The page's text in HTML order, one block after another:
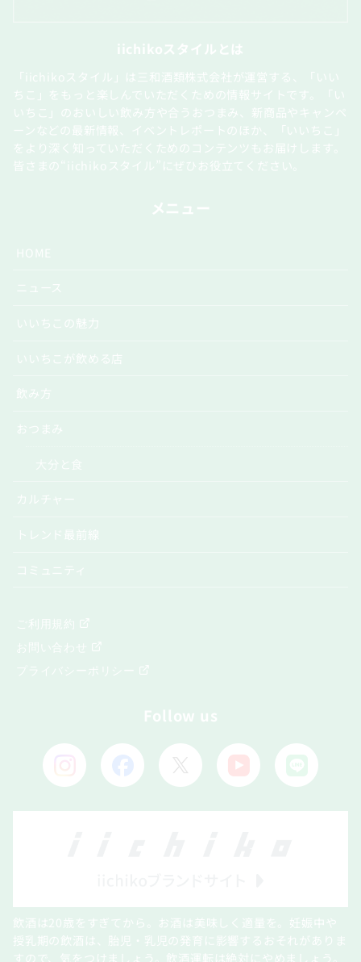
iichikoスタイルとは
「iichikoスタイル」は三和酒類株式会社が運営する、「いい
ちこ」をもっと楽しんでいただくための情報サイトです。「い
いちこ」のおいしい飲み方や合うおつまみ、新商品やキャンペ
ーンなどの最新情報、イベントレポートのほか、「いいちこ」
をより深く知っていただくためのコンテンツもお届けします。
皆さまの“iichikoスタイル”にぜひお役立てください。
メニュー
HOME
ニュース
いいちこの魅力
いいちこが飲める店
飲み方
おつまみ
カルチャー
トレンド最前線
コミュニティ
ご利用規約
お問い合わせ
プライバシーポリシー
Follow us
飲酒は20歳をすぎてから。お酒は美味しく適量を。妊娠中や
授乳期の飲酒は、胎児・乳児の発育に影響するおそれがありま
すので、気をつけましょう。飲酒運転は絶対にやめましょう。